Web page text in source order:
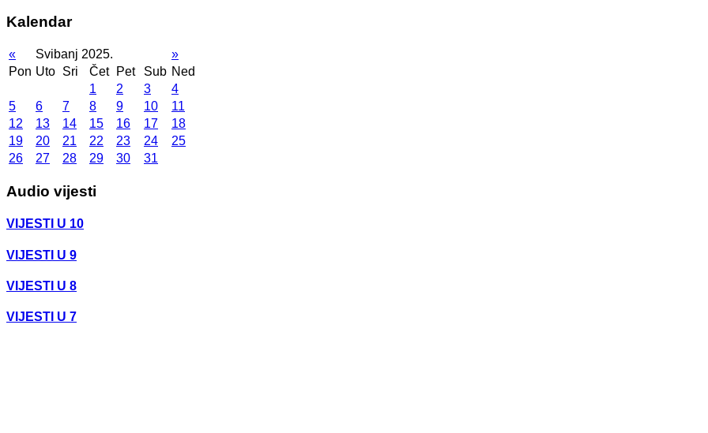
Kalendar
« Svibanj 2025.
»
Pon Uto Sri Čet Pet Sub Ned
1
2 3
4
5
6 7 8 9 10
11
12
13 14 15 16 17
18
19
20 21 22 23 24
25
26
27 28 29 30 31
Audio vijesti
VIJESTI U 10
VIJESTI U 9
VIJESTI U 8
VIJESTI U 7